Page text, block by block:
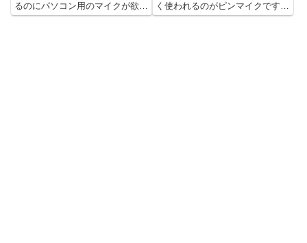
るのにパソコン用のマイクが欲し
いんだけど、どのマイクが良いの
く使われるのがピンマイクです。
ピンマイクは、テレビなどでも良